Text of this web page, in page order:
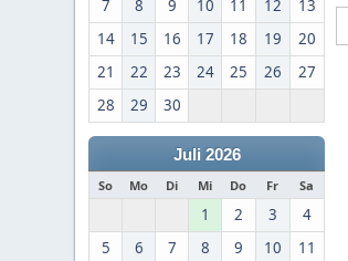
7
8 9 10 11 12
13
14
15 16 17 18 19
20
21
22 23 24 25 26
27
28
29 30
Juli 2026
So Mo Di Mi Do Fr Sa
1 2 3
4
5
6 7 8 9 10
11